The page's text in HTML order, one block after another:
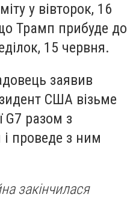
у вівторок, 16
Трамп прибуде до
15 червня.
заявив
США візьме
G7 разом з
проведе з ним
закінчилася